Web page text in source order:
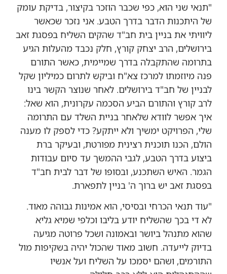
"תנאי שני הוא, כפי שכבר הוזכר בקיצור, בדיקת עומק
של היתכנות הדבר בדרך הטבע. אני נזכר שכאשר
ליוויתי את בניין בית חב"ד שהקים השליח בפסגת זאב
בירושלים, הרב יצחק קורץ, חלק נכבד מהעלות הגיע
בתרומה שהתקבלה בדרך שמיימית, כאשר התורם
פנה מיוזמתו למרכז צא"ח וביקש לתרום כמיליון שקל
לבניין של חב"ד בירושלים. לאחר שנוצר הקשר בינו
לרב קורץ והתורם הביע הסכמה עקרונית, הוא שאל:
איך אפשר לוודא שלאחר בניית השלד עם התרומה
שלי, הפרויקט ימשיך ולא ייתקע? כדי לספק לו מענה
הולם, הכנו תוכנית רצינית מפורטת, ובעיקר ברת
ביצוע בדרך הטבע, לגבי ההמשך עד סיום עבודות
הגמר. האיש השתכנע, ובסופו של דבר לבית חב"ד
בפסגת זאב יש ברוך ה' בניין לתפארת.
"עוד תנאי הכרחי ובסיסי, הוא אמינות גבוהה מאוד.
לא די בכך שהשליח יודע בליבו וכלפי שמיא גליא
שהוא מתנהל ביושר ובאמונה ושכל פרוטה מגיעה
בדיוק לייעדה. חשוב מאוד שהכול יהיה בשקיפות מול
התורמים, ושהם יסמכו על השליח ועל אנשיו